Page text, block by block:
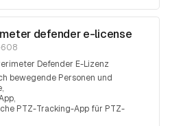
defender e-license
Defender E-Lizenz
bewegende Personen und
PTZ-Tracking-App für PTZ-